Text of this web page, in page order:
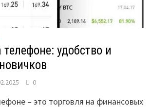
удобство и
0
– это торговля на финансовых